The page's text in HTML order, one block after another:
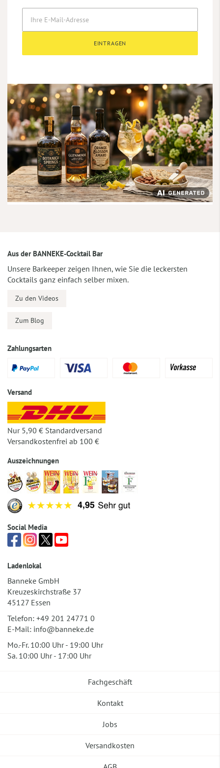
EINTRAGEN
Aus der BANNEKE-Cocktail Bar
Unsere Barkeeper zeigen Ihnen, wie Sie die leckersten
Cocktails ganz einfach selber mixen.
Zu den Videos
Zum Blog
Zahlungsarten
Versand
Nur 5,90 € Standardversand
Versandkostenfrei ab 100 €
Auszeichnungen
Social Media
Ladenlokal
Banneke GmbH
Kreuzeskirchstraße 37
45127 Essen
Telefon: +49 201 24771 0
E-Mail: info@banneke.de
Mo.-Fr. 10:00 Uhr - 19:00 Uhr
Sa. 10:00 Uhr - 17:00 Uhr
Fachgeschäft
Kontakt
Jobs
Versandkosten